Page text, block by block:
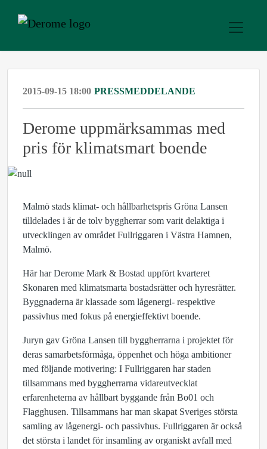
2015-09-15 18:00 PRESSMEDDELANDE
Derome uppmärksammas med
pris för klimatsmart boende
Malmö stads klimat- och hållbarhetspris Gröna Lansen
tilldelades i år de tolv byggherrar som varit delaktiga i
utvecklingen av området Fullriggaren i Västra Hamnen,
Malmö.
Här har Derome Mark & Bostad uppfört kvarteret
Skonaren med klimatsmarta bostadsrätter och hyresrätter.
Byggnaderna är klassade som lågenergi- respektive
passivhus med fokus på energieffektivt boende.
Juryn gav Gröna Lansen till byggherrarna i projektet för
deras samarbetsförmåga, öppenhet och höga ambitioner
med följande motivering: I Fullriggaren har staden
tillsammans med byggherrarna vidareutvecklat
erfarenheterna av hållbart byggande från Bo01 och
Flagghusen. Tillsammans har man skapat Sveriges största
samling av lågenergi- och passivhus. Fullriggaren är också
det största i landet för insamling av organiskt avfall med